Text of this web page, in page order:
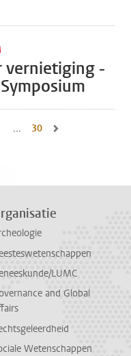
vernietiging -
pagina
pagina, pagina
Naar pagina
... Naar laatste pagina,
30
LUMC
and Global
Wetenschappen